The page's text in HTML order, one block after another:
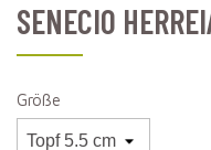
SENECIO
Größe